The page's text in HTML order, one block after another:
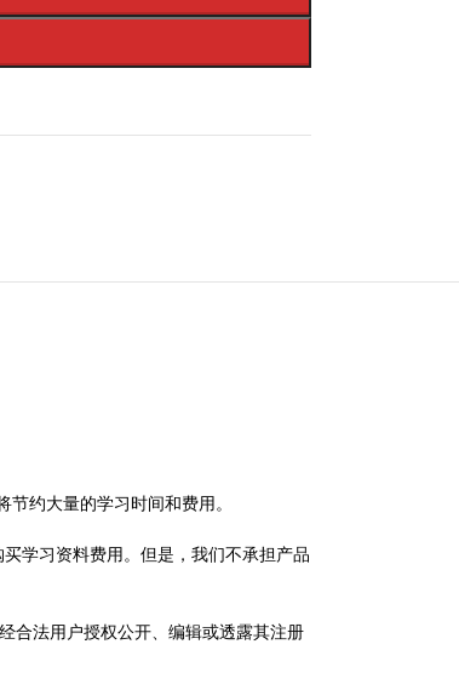
约大量的学习时间和费用。
学习资料费用。但是，我们不承担产品
合法用户授权公开、编辑或透露其注册